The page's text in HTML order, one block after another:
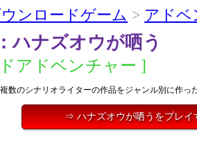
ンロードゲーム > アドベ
ハナズオウが哂う
アドベンチャー ]
複数のシナリオライターの作品をジャンル別に作っ
⇒ ハナズオウが哂うをプレイ